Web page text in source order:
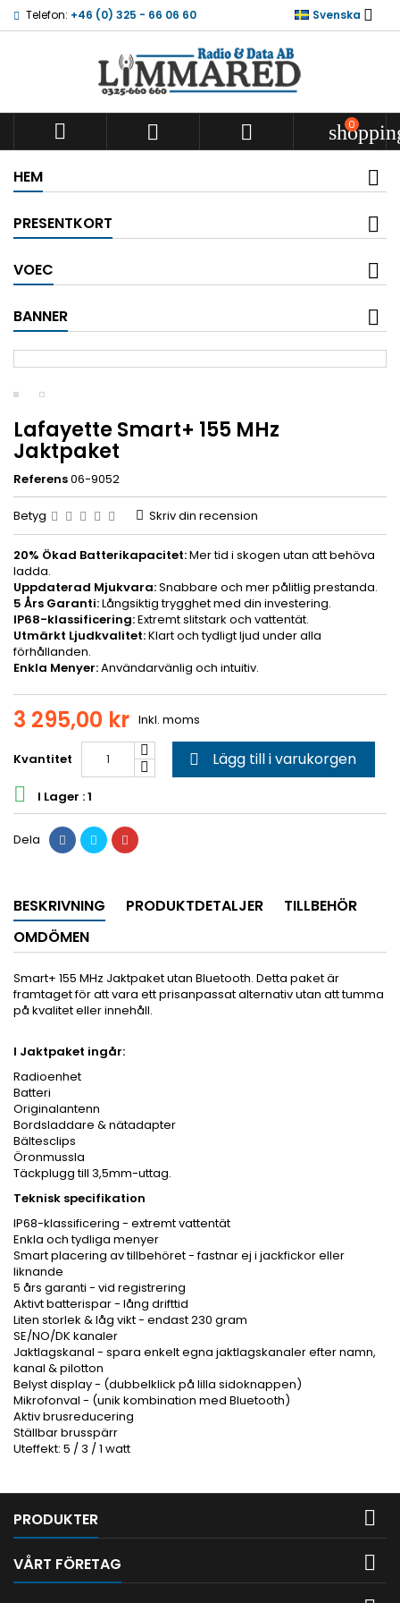
Telefon: +46 (0) 325 - 66 06 60 Svenska 
   0
HEM
PRESENTKORT
VOEC
BANNER
Lafayette Smart+ 155 MHz
Jaktpaket
Referens06-9052
Betyg Skriv din recension
20% Ökad Batterikapacitet:Mer tid i skogen utan att behöva
ladda.
Uppdaterad Mjukvara:Snabbare och mer pålitlig prestanda.
5 Års Garanti:Långsiktig trygghet med din investering.
IP68-klassificering:Extremt slitstark och vattentät.
Utmärkt Ljudkvalitet:Klart och tydligt ljud under alla
förhållanden.
Enkla Menyer:Användarvänlig och intuitiv.
3 295,00 kr Inkl. moms
Kvantitet  Lägg till i varukorgen
 I Lager : 1
Dela
BESKRIVNING PRODUKTDETALJER
TILLBEHÖR
OMDÖMEN
Smart+ 155 MHz Jaktpaket utan Bluetooth. Detta paket är
framtaget för att vara ett prisanpassat alternativ utan att tumma
på kvalitet eller innehåll.
I Jaktpaket ingår:
Radioenhet
Batteri
Originalantenn
Bordsladdare & nätadapter
Bältesclips
Öronmussla
Täckplugg till 3,5mm-uttag.
Teknisk specifikation
IP68-klassificering - extremt vattentät
Enkla och tydliga menyer
Smart placering av tillbehöret - fastnar ej i jackfickor eller
liknande
5 års garanti - vid registrering
Aktivt batterispar - lång drifttid
Liten storlek & låg vikt - endast 230 gram
SE/NO/DK kanaler
Jaktlagskanal - spara enkelt egna jaktlagskanaler efter namn,
kanal & pilotton
Belyst display - (dubbelklick på lilla sidoknappen)
Mikrofonval - (unik kombination med Bluetooth)
Aktiv brusreducering
Ställbar brusspärr
Uteffekt: 5 / 3 / 1 watt
PRODUKTER 
VÅRT FÖRETAG 